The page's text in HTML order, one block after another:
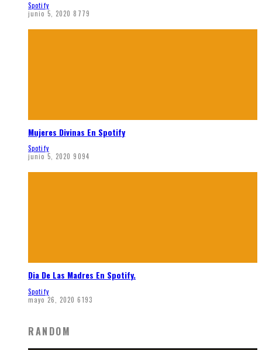
Spotify
junio 5, 2020 8779
Mujeres Divinas En Spotify
Spotify
junio 5, 2020 9094
Dia De Las Madres En Spotify.
Spotify
mayo 26, 2020 6193
RANDOM